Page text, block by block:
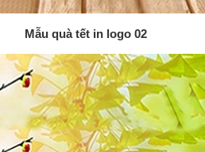
Mẫu quà tết in logo 02